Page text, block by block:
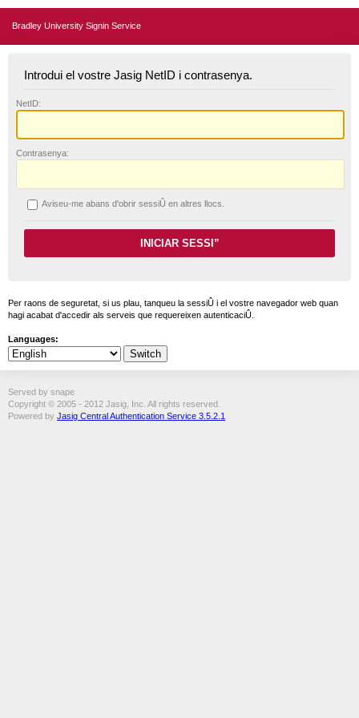
Bradley University Signin Service
Introdui el vostre Jasig NetID i contrasenya.
NetID:
Contrasenya:
Aviseu-me abans d'obrir sessiÛ en altres llocs.
Per raons de seguretat, si us plau, tanqueu la sessiÛ i el vostre navegador web quan
hagi acabat d'accedir als serveis que requereixen autenticaciÛ.
Languages:
Served by snape
Copyright © 2005 - 2012 Jasig, Inc. All rights reserved.
Powered by Jasig Central Authentication Service 3.5.2.1